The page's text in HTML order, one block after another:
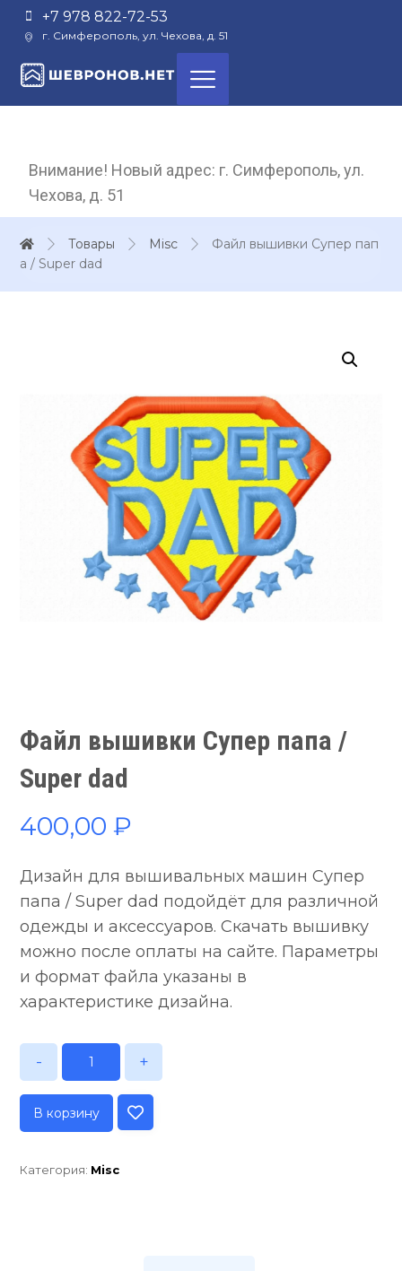
+7 978 822-72-53
г. Симферополь, ул. Чехова, д. 51
Внимание! Новый адрес: г. Симферополь, ул.
Чехова, д. 51
Товары Misc
Файл вышивки Супер пап
а / Super dad
Файл вышивки Супер папа /
Super dad
400,00₽
Дизайн для вышивальных машин Супер
папа / Super dad подойдёт для различной
одежды и аксессуаров. Скачать вышивку
можно после оплаты на сайте. Параметры
и формат файла указаны в
характеристике дизайна.
- +
В корзину
Категория: Misc